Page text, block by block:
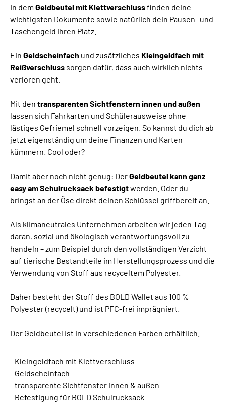
In dem Geldbeutel mit Klettverschlussfinden deine
wichtigsten Dokumente sowie natürlich dein Pausen- und
Taschengeld ihren Platz.
Ein Geldscheinfach und zusätzliches Kleingeldfach mit
Reißverschluss sorgen dafür, dass auch wirklich nichts
verloren geht.
Mit den transparenten Sichtfenstern innen und außen
lassen sich Fahrkarten und Schülerausweise ohne
lästiges Gefriemel schnell vorzeigen. So kannst du dich ab
jetzt eigenständig um deine Finanzen und Karten
kümmern. Cool oder?
Damit aber noch nicht genug: DerGeldbeutel kann ganz
easy am Schulrucksack befestigtwerden. Oder du
bringst an der Öse direkt deinen Schlüssel griffbereit an.
Als klimaneutrales Unternehmen arbeiten wir jeden Tag
daran, sozial und ökologisch verantwortungsvoll zu
handeln – zum Beispiel durch den vollständigen Verzicht
auf tierische Bestandteile im Herstellungsprozess und die
Verwendung von Stoff aus recyceltem Polyester.
Daher besteht der Stoff des BOLD Wallet aus 100 %
Polyester (recycelt) und ist PFC-frei imprägniert.
Der Geldbeutel ist in verschiedenen Farben erhältlich.
- Kleingeldfach mit Klettverschluss
- Geldscheinfach
- transparente Sichtfenster innen & außen
- Befestigung für BOLD Schulrucksack